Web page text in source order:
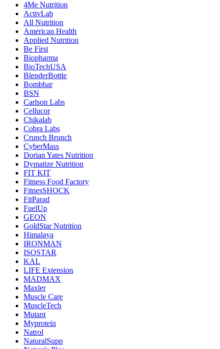
4Me Nutrition
ActivLab
All Nutrition
American Health
Applied Nutrition
Be First
Biopharma
BioTechUSA
BlenderBottle
Bombbar
BSN
Carlson Labs
Cellucor
Chikalab
Cobra Labs
Crunch Brunch
CyberMass
Dorian Yates Nutrition
Dymatize Nutrition
FIT KIT
Fitness Food Factory
FitnesSHOCK
FitParad
FuelUp
GEON
GoldStar Nutrition
Himalaya
IRONMAN
ISOSTAR
KAL
LIFE Extension
MADMAX
Maxler
Muscle Care
MuscleTech
Mutant
Myprotein
Natrol
NaturalSupp